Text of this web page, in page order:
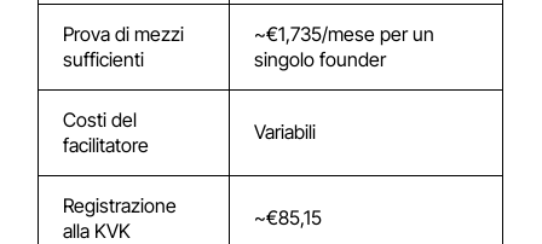
Prova di mezzi
sufficienti
~€1,735/mese per un
singolo founder
Costi del
facilitatore
Variabili
Registrazione
alla KVK
~€85,15